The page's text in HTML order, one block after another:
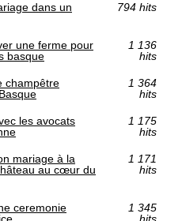
dans un
794 hits
une ferme pour
basque
1 136
hits
champêtre
1 364
hits
les avocats
1 175
hits
mariage à la
au cœur du
1 171
hits
ceremonie
1 345